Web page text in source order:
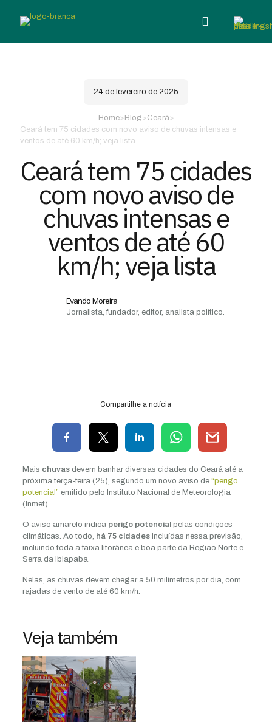
24 de fevereiro de 2025
Home> Blog>Ceará>
Ceará tem 75 cidades com novo aviso de chuvas intensas e
ventos de até 60 km/h; veja lista
Ceará tem 75 cidades
com novo aviso de
chuvas intensas e
ventos de até 60
km/h; veja lista
Evando Moreira
Jornalista, fundador, editor, analista político.
Compartilhe a notícia
Mais chuvas devem banhar diversas cidades do Ceará até a
próxima terça-feira (25), segundo um novo aviso de “perigo
potencial” emitido pelo Instituto Nacional de Meteorologia
(Inmet).
O aviso amarelo indicaperigo potencial pelas condições
climáticas. Ao todo, há 75 cidadesincluídas nessa previsão,
incluindo toda a faixa litorânea e boa parte da Região Norte e
Serra da Ibiapaba.
Nelas, as chuvas devem chegar a 50 milímetros por dia, com
rajadas de vento de até 60 km/h.
Veja também